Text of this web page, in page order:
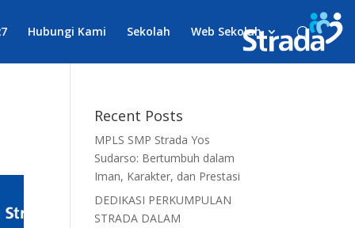
Hubungi Kami Sekolah Web Sekolah
Recent Posts
MPLS SMP Strada Yos
Sudarso: Bertumbuh dalam
Iman, Karakter, dan Prestasi
DEDIKASI PERKUMPULAN
STRADA DALAM